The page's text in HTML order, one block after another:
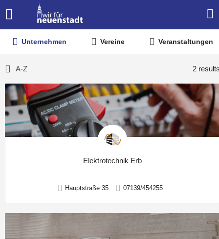
Unternehmen Vereine Veranstaltungen
A-Z 2
Elektrotechnik Erb
Hauptstraße 35 07139/454255